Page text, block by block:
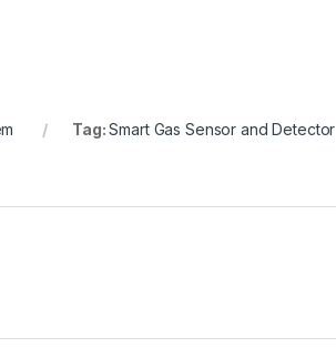
Tag:Smart Gas Sensor and Detector